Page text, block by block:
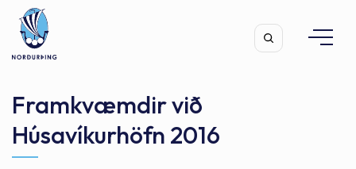
Leita
Framkvæmdir við
Húsavíkurhöfn 2016